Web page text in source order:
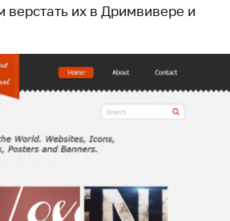
их в Дримвивере и